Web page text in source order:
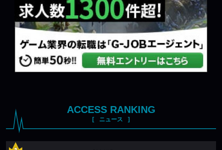
ACCESS RANKING
ニュース